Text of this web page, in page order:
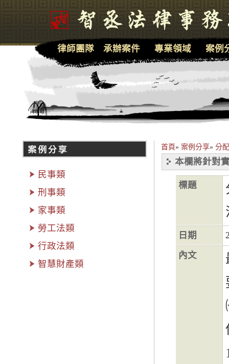
首頁» 案例分享» 分
本欄將針對
標題
日期
內文
律師團隊 承辦案件 專業領域 案例
民事類
刑事類
家事類
勞工法類
行政法類
智慧財產類